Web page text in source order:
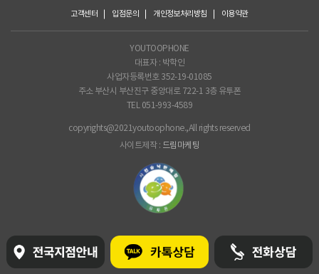
고객센터 입점문의 개인정보처리방침 이용약관
YOUTOOPHONE
대표자 : 박학인
사업자등록번호 352-19-01085
주소 부산시 부산진구 중앙대로 722-1 3층 유투폰
TEL 051-993-4589
copyrights@2021youtoophone.,All rights reserved
사이트제작 : 드림마케팅